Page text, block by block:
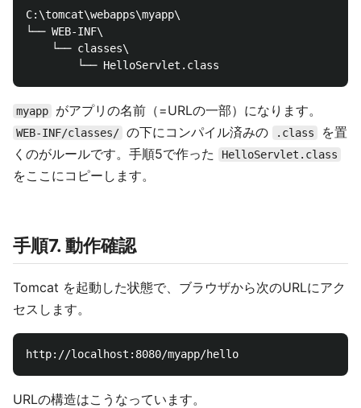
C:\tomcat\webapps\myapp\
└── WEB-INF\
    └── classes\
myapp がアプリの名前（=URLの一部）になります。
WEB-INF/classes/ の下にコンパイル済みの .class
を置
くのがルールです。手順5で作った
HelloServlet.class
をここにコピーします。
手順7. 動作確認
Tomcat を起動した状態で、ブラウザから次のURLにアク
セスします。
URLの構造はこうなっています。